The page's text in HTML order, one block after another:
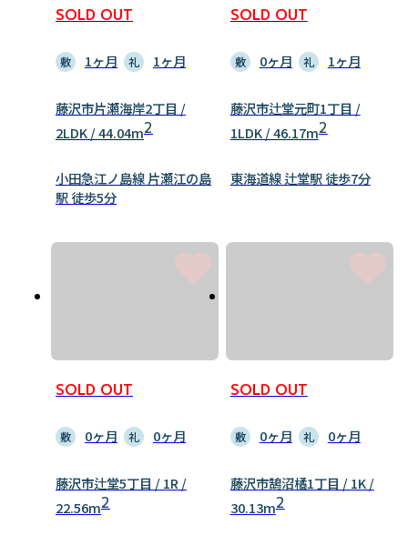
SOLD OUT
敷 1ヶ月 礼 1ヶ月
藤沢市片瀬海岸2丁目 /
2LDK / 44.04m2
小田急江ノ島線 片瀬江の島
駅 徒歩5分
SOLD OUT
敷 0ヶ月 礼 1ヶ月
藤沢市辻堂元町1丁目 /
1LDK / 46.17m2
東海道線 辻堂駅 徒歩7分
SOLD OUT
敷 0ヶ月 礼 0ヶ月
藤沢市辻堂5丁目 / 1R /
22.56m2
SOLD OUT
敷 0ヶ月 礼 0ヶ月
藤沢市鵠沼橘1丁目 / 1K /
30.13m2